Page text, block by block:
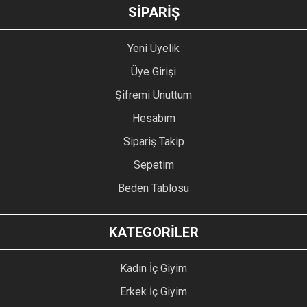
GÖNDER
SİPARİŞ
Yeni Üyelik
Üye Girişi
Şifremi Unuttum
Hesabım
Sipariş Takip
Sepetim
Beden Tablosu
KATEGORİLER
Kadın İç Giyim
Erkek İç Giyim